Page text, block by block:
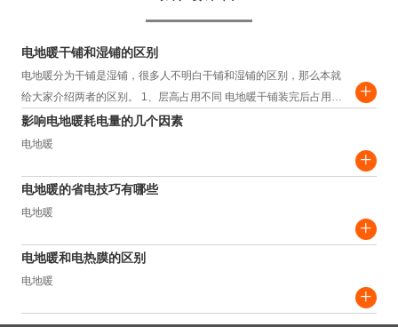
电地暖干铺和湿铺的区别
电地暖分为干铺是湿铺，很多人不明白干铺和湿铺的区别，那么本就
给大家介绍两者的区别。 1、层高占用不同 电地暖干铺装完后占用层
高约为3.5-4.5cm，而湿铺装完...
+
影响电地暖耗电量的几个因素
电地暖
+
电地暖的省电技巧有哪些
电地暖
+
电地暖和电热膜的区别
电地暖
+